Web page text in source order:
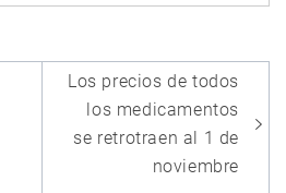
Los precios de todos
los medicamentos
se retrotraen al 1 de
noviembre